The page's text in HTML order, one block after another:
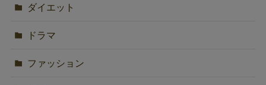
ダイエット
ドラマ
ファッション